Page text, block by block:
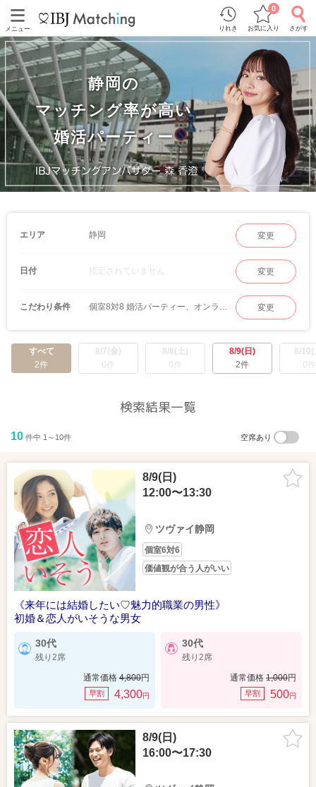
メニュー りれき お気に入り
0
さがす
静岡の
マッチング率が高い
婚活パーティー
エリア 静岡 変更
日付 指定されていません 変更
こだわり条件 変更
すべて
2件
8/7(金)
0件
8/8(土)
0件
8/9(日)
2件
8/10(
0件
検索結果一覧
10 件中 1～10件 空席あり
8/9(日)
12:00〜13:30
ツヴァイ静岡
個室6対6
価値観が合う人がいい
《来年には結婚したい♡魅力的職業の男性》
初婚＆恋人がいそうな男女
30代
残り2席
通常価格 4,800円
早割 4,300円
30代
残り2席
通常価格 1,000円
早割 500円
8/9(日)
16:00〜17:30